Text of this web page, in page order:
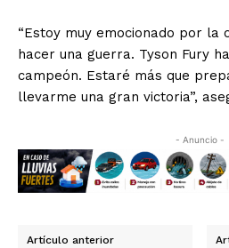
“Estoy muy emocionado por la
hacer una guerra. Tyson Fury
campeón. Estaré más que
llevarme una gran victoria”,
- Anuncio -
Artículo anterior